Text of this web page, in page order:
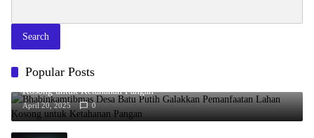
Search
Popular Posts
Bhabinkamtibmas Desa Batu Putih Galakkan Pemanfaatan Lahan
Kosong untuk Ketahanan Pangan
April 20, 2025 0